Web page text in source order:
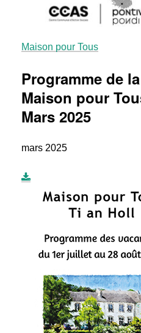
Maison pour Tous
Programme de la
Maison pour
Mars 2025
mars 2025